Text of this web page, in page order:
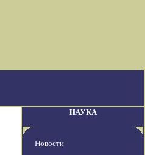
НАУКА
Новости